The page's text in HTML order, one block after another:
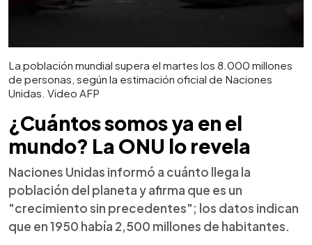
La población mundial supera el martes los 8.000 millones
de personas, según la estimación oficial de Naciones
Unidas. Video AFP
¿Cuántos somos ya en el
mundo? La ONU lo revela
Naciones Unidas informó a cuánto llega la
población del planeta y afirma que es un
"crecimiento sin precedentes"; los datos indican
que en 1950 había 2,500 millones de habitantes.